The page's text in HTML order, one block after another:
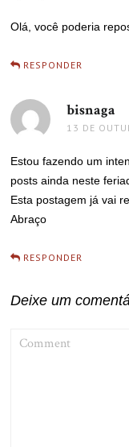
Olá, você poderia
RESPONDER
bisnaga
13 DE
Estou fazendo um
posts ainda neste
Esta postagem já vai
Abraço
RESPONDER
Deixe um